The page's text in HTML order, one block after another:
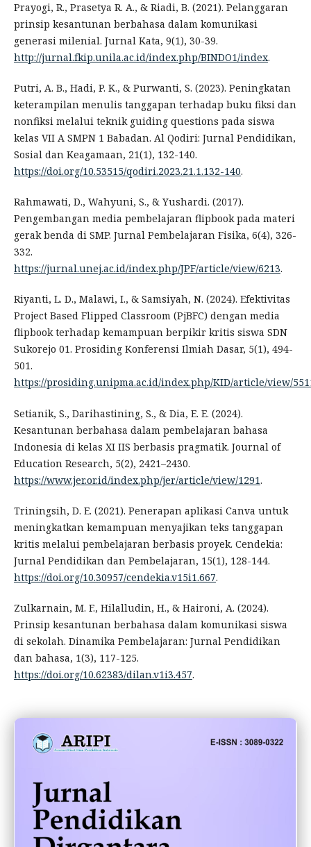
Prayogi, R., Prasetya R. A., & Riadi, B. (2021). Pelanggaran
prinsip kesantunan berbahasa dalam komunikasi
generasi milenial. Jurnal Kata, 9(1), 30-39.
http://jurnal.fkip.unila.ac.id/index.php/BINDO1/index.
Putri, A. B., Hadi, P. K., & Purwanti, S. (2023). Peningkatan
keterampilan menulis tanggapan terhadap buku fiksi dan
nonfiksi melalui teknik guiding questions pada siswa
kelas VII A SMPN 1 Babadan. Al Qodiri: Jurnal Pendidikan,
Sosial dan Keagamaan, 21(1), 132-140.
https://doi.org/10.53515/qodiri.2023.21.1.132-140.
Rahmawati, D., Wahyuni, S., & Yushardi. (2017).
Pengembangan media pembelajaran flipbook pada materi
gerak benda di SMP. Jurnal Pembelajaran Fisika, 6(4), 326-
332.
https://jurnal.unej.ac.id/index.php/JPF/article/view/6213.
Riyanti, L. D., Malawi, I., & Samsiyah, N. (2024). Efektivitas
Project Based Flipped Classroom (PjBFC) dengan media
flipbook terhadap kemampuan berpikir kritis siswa SDN
Sukorejo 01. Prosiding Konferensi Ilmiah Dasar, 5(1), 494-
501.
https://prosiding.unipma.ac.id/index.php/KID/article/view/
Setianik, S., Darihastining, S., & Dia, E. E. (2024).
Kesantunan berbahasa dalam pembelajaran bahasa
Indonesia di kelas XI IIS berbasis pragmatik. Journal of
Education Research, 5(2), 2421–2430.
https://www.jer.or.id/index.php/jer/article/view/1291.
Triningsih, D. E. (2021). Penerapan aplikasi Canva untuk
meningkatkan kemampuan menyajikan teks tanggapan
kritis melalui pembelajaran berbasis proyek. Cendekia:
Jurnal Pendidikan dan Pembelajaran, 15(1), 128-144.
https://doi.org/10.30957/cendekia.v15i1.667.
Zulkarnain, M. F., Hilalludin, H., & Haironi, A. (2024).
Prinsip kesantunan berbahasa dalam komunikasi siswa
di sekolah. Dinamika Pembelajaran: Jurnal Pendidikan
dan bahasa, 1(3), 117-125.
https://doi.org/10.62383/dilan.v1i3.457.